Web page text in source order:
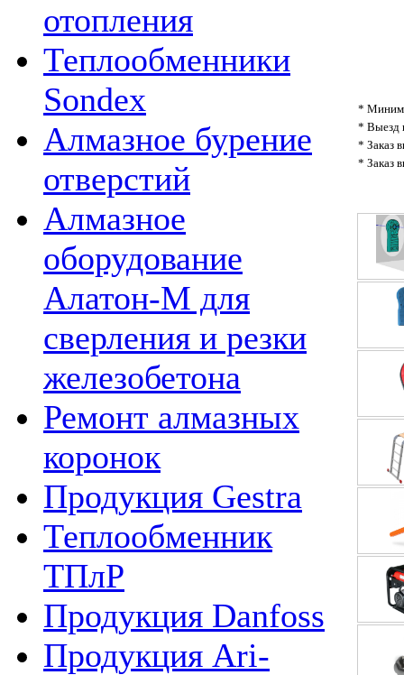
отопления
Теплообменники
Sondex
Алмазное бурение
отверстий
Алмазное
оборудование
Алатон-М для
сверления и резки
железобетона
Ремонт алмазных
коронок
Продукция Gestra
Теплообменник
ТПлР
Продукция Danfoss
Продукция Ari-
*
* Выезд
* Заказ
* Заказ